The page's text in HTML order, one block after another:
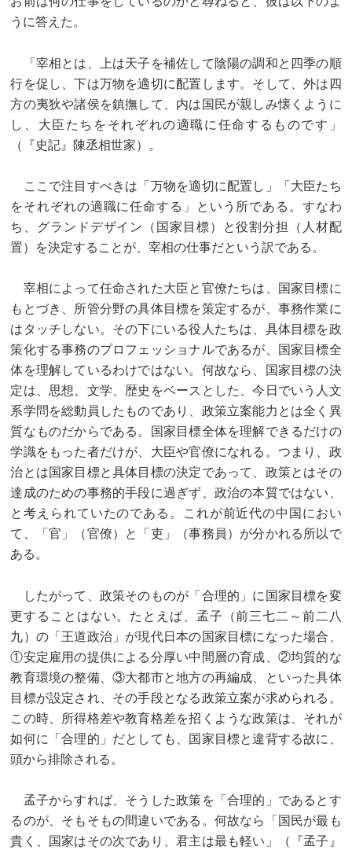
うに答えた。
「宰相とは、上は天子を補佐して陰陽の調和と四季の順
行を促し、下は万物を適切に配置します。そして、外は四
方の夷狄や諸侯を鎮撫して、内は国民が親しみ懐くように
し、大臣たちをそれぞれの適職に任命するものです」
（『史記』陳丞相世家）。
ここで注目すべきは「万物を適切に配置し」「大臣たち
をそれぞれの適職に任命する」という所である。すなわ
ち、グランドデザイン（国家目標）と役割分担（人材配
置）を決定することが、宰相の仕事だという訳である。
宰相によって任命された大臣と官僚たちは、国家目標に
もとづき、所管分野の具体目標を策定するが、事務作業に
はタッチしない。その下にいる役人たちは、具体目標を政
策化する事務のプロフェッショナルであるが、国家目標全
体を理解しているわけではない。何故なら、国家目標の決
定は、思想、文学、歴史をベースとした、今日でいう人文
系学問を総動員したものであり、政策立案能力とは全く異
質なものだからである。国家目標全体を理解できるだけの
学識をもった者だけが、大臣や官僚になれる。つまり、政
治とは国家目標と具体目標の決定であって、政策とはその
達成のための事務的手段に過ぎず、政治の本質ではない、
と考えられていたのである。これが前近代の中国におい
て、「官」（官僚）と「吏」（事務員）が分かれる所以で
ある。
したがって、政策そのものが「合理的」に国家目標を変
更することはない。たとえば、孟子（前三七二～前二八
九）の「王道政治」が現代日本の国家目標になった場合、
①安定雇用の提供による分厚い中間層の育成、②均質的な
教育環境の整備、③大都市と地方の再編成、といった具体
目標が設定され、その手段となる政策立案が求められる。
この時、所得格差や教育格差を招くような政策は、それが
如何に「合理的」だとしても、国家目標と違背する故に、
頭から排除される。
孟子からすれば、そうした政策を「合理的」であるとす
るのが、そもそもの間違いである。何故なら「国民が最も
貴く、国家はその次であり、君主は最も軽い」（『孟子』